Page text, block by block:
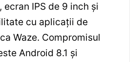
ecran IPS de 9 inch și
cu aplicații de
Waze. Compromisul
Android 8.1 și